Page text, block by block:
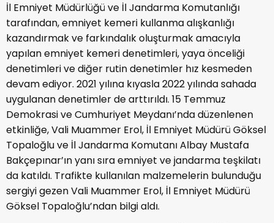
İl Emniyet Müdürlüğü ve İl Jandarma Komutanlığı
tarafından, emniyet kemeri kullanma alışkanlığı
kazandırmak ve farkındalık oluşturmak amacıyla
yapılan emniyet kemeri denetimleri, yaya önceliği
denetimleri ve diğer rutin denetimler hız kesmeden
devam ediyor. 2021 yılına kıyasla 2022 yılında sahada
uygulanan denetimler de arttırıldı. 15 Temmuz
Demokrasi ve Cumhuriyet Meydanı’nda düzenlenen
etkinliğe, Vali Muammer Erol, İl Emniyet Müdürü Göksel
Topaloğlu ve İl Jandarma Komutanı Albay Mustafa
Bakçepınar’ın yanı sıra emniyet ve jandarma teşkilatı
da katıldı. Trafikte kullanılan malzemelerin bulunduğu
sergiyi gezen Vali Muammer Erol, İl Emniyet Müdürü
Göksel Topaloğlu’ndan bilgi aldı.